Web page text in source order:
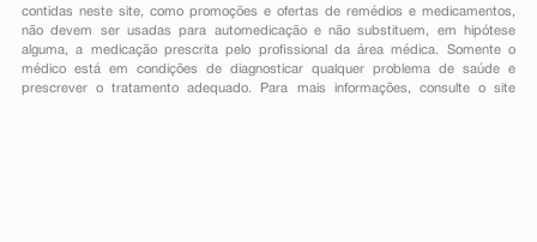
contidas neste site, como promoções e ofertas de remédios e medicamentos,
não devem ser usadas para automedicação e não substituem, em hipótese
alguma, a medicação prescrita pelo profissional da área médica. Somente o
médico está em condições de diagnosticar qualquer problema de saúde e
prescrever o tratamento adequado. Para mais informações, consulte o site